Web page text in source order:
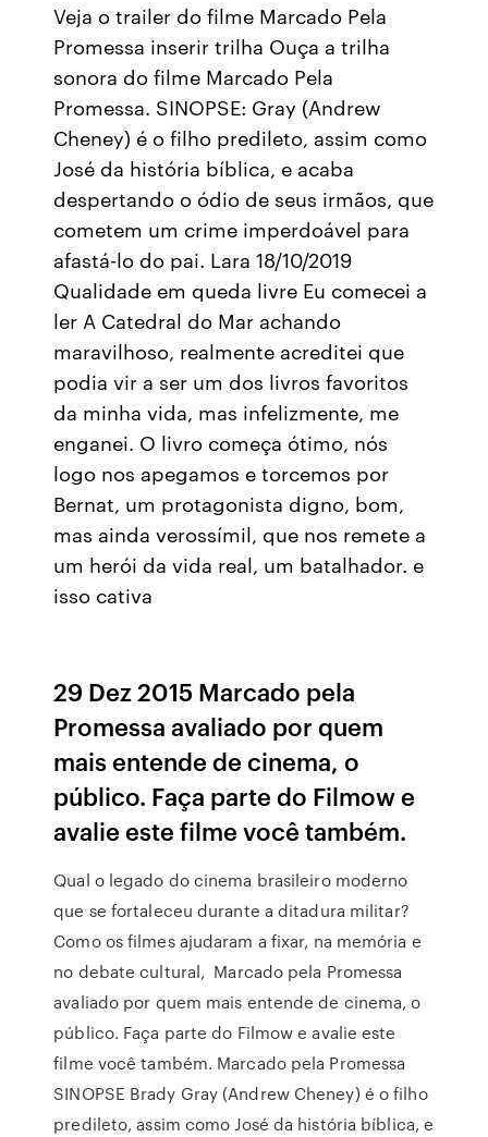
Veja o trailer do filme Marcado Pela
Promessa inserir trilha Ouça a trilha
sonora do filme Marcado Pela
Promessa. SINOPSE: Gray (Andrew
Cheney) é o filho predileto, assim como
José da história bíblica, e acaba
despertando o ódio de seus irmãos, que
cometem um crime imperdoável para
afastá-lo do pai. Lara 18/10/2019
Qualidade em queda livre Eu comecei a
ler A Catedral do Mar achando
maravilhoso, realmente acreditei que
podia vir a ser um dos livros favoritos
da minha vida, mas infelizmente, me
enganei. O livro começa ótimo, nós
logo nos apegamos e torcemos por
Bernat, um protagonista digno, bom,
mas ainda verossímil, que nos remete a
um herói da vida real, um batalhador. e
isso cativa
29 Dez 2015 Marcado pela
Promessa avaliado por quem
mais entende de cinema, o
público. Faça parte do Filmow e
avalie este filme você também.
Qual o legado do cinema brasileiro moderno
que se fortaleceu durante a ditadura militar?
Como os filmes ajudaram a fixar, na memória e
no debate cultural, Marcado pela Promessa
avaliado por quem mais entende de cinema, o
público. Faça parte do Filmow e avalie este
filme você também. Marcado pela Promessa
SINOPSE Brady Gray (Andrew Cheney) é o filho
predileto, assim como José da história bíblica, e